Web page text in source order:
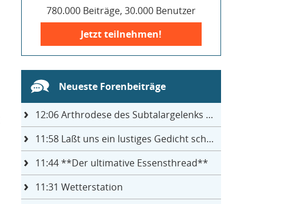
780.000 Beiträge, 30.000 Benutzer
Jetzt teilnehmen!
Neueste Forenbeiträge
12:06Arthrodese des Subtalargelenks mit 27
11:58Laßt uns ein lustiges Gedicht schreiben- jeder einen Satz
11:44**Der ultimative Essensthread**
11:31 Wetterstation